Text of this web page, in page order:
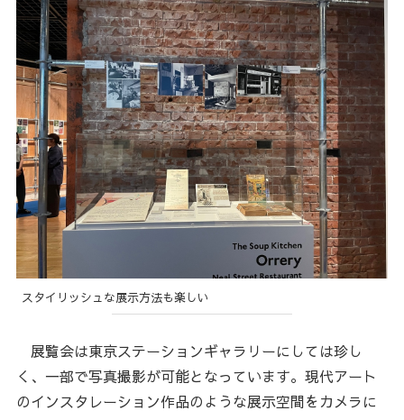
スタイリッシュな展示方法も楽しい
展覧会は東京ステーションギャラリーにしては珍し
く、一部で写真撮影が可能となっています。現代アート
のインスタレーション作品のような展示空間をカメラに